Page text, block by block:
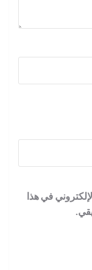
في هذا